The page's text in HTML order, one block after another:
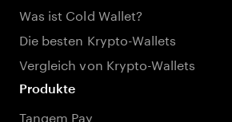
Was ist Cold Wallet?
Die besten Krypto-Wallets
Vergleich von Krypto-Wallets
Produkte
Tangem Pay